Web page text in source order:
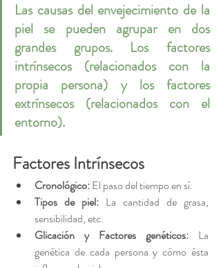
Las causas del envejecimiento de la
piel se pueden agrupar en dos
grandes grupos. Los factores
intrínsecos (relacionados con la
propia persona) y los factores
extrínsecos (relacionados con el
entorno).
Factores Intrínsecos
Cronológico: El paso del tiempo en sí.
Tipos de piel: La cantidad de grasa,
sensibilidad, etc.
Glicación y Factores genéticos: La
genética de cada persona y cómo ésta